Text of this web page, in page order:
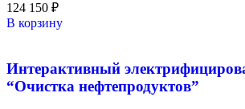
124 150 ₽
В корзину
Интерактивный
“Очистка нефтепродуктов”